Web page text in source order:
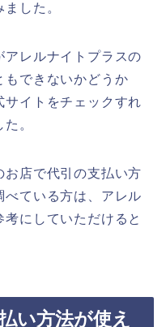
した。
アレルナイトプラスの
もできないかどうか
サイトをチェックすれ
。
お店で代引の支払い方
ている方は、アレル
にしていただけると
い方法が使え